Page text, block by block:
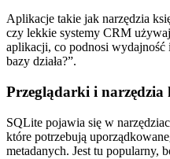
Aplikacje takie jak narzędzia
czy lekkie systemy CRM
aplikacji, co podnosi
bazy działa?”.
Przeglądarki i narzędzia
SQLite pojawia się w
które potrzebują
metadanych. Jest tu popularny,